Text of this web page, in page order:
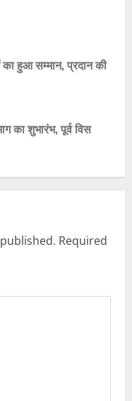
हुआ सम्मान, प्रदान की
का शुभारंभ, पूर्व विस
Required